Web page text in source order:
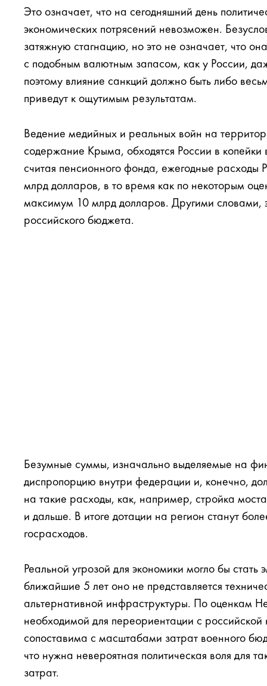
Это означает, что на сегодняшний день
экономических потрясений невозможен.
затяжную стагнацию, но это не означает, что
с подобным валютным запасом, как у России,
поэтому влияние санкций должно быть либо
приведут к ощутимым результатам.
Ведение медийных и реальных войн на
содержание Крыма, обходятся России в
считая пенсионного фонда, ежегодные расходы
млрд долларов, в то время как по некоторым
максимум 10 млрд долларов. Другими словами,
российского бюджета.
Безумные суммы, изначально выделяемые на
диспропорцию внутри федерации и, конечно,
на такие расходы, как, например, стройка
и дальше. В итоге дотации на регион станут
госрасходов.
Реальной угрозой для экономики могло бы стать
ближайшие 5 лет оно не представляется
альтернативной инфраструктуры. По оценкам
необходимой для переориентации с
сопоставима с масштабами затрат военного
что нужна невероятная политическая воля для
затрат.